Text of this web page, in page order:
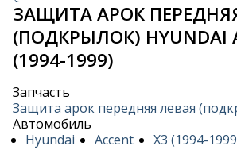
ЗАЩИТА АРОК
(ПОДКРЫЛОК) HYUNDAI
(1994-1999)
Запчасть
Защита арок передняя левая
Автомобиль
Hyundai
Accent
X3 (1994-